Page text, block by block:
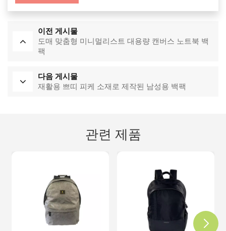
이전 게시물
도매 맞춤형 미니멀리스트 대용량 캔버스 노트북 백
팩
다음 게시물
재활용 쁘띠 피케 소재로 제작된 남성용 백팩
관련 제품